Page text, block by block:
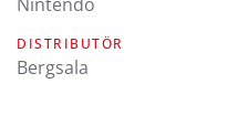
DISTRIBUTÖR
Bergsala